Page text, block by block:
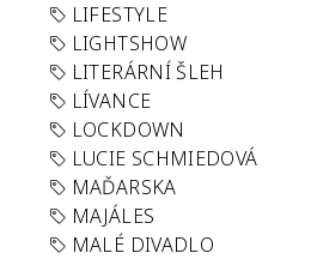
LIFESTYLE
LIGHTSHOW
LITERÁRNÍ ŠLEH
LÍVANCE
LOCKDOWN
LUCIE SCHMIEDOVÁ
MAĎARSKA
MAJÁLES
MALÉ DIVADLO